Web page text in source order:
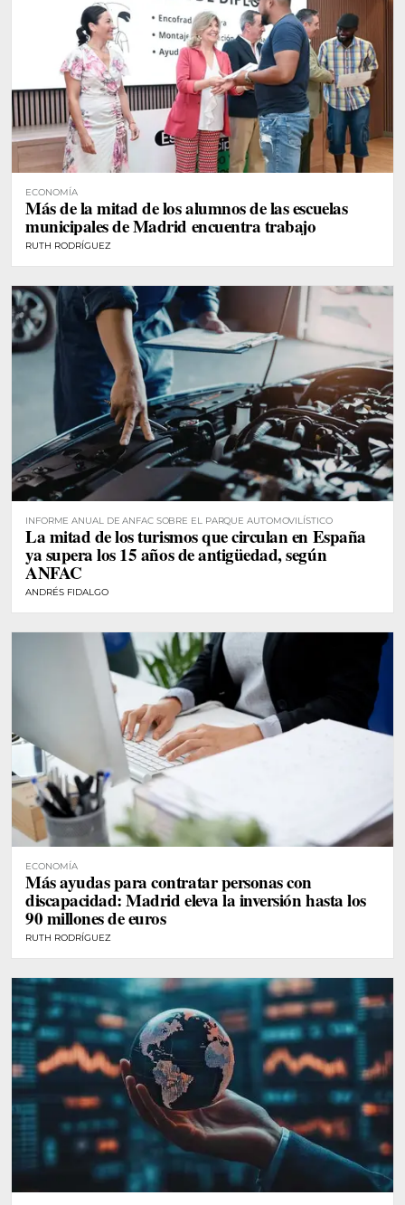
ECONOMÍA
Más de la mitad de los alumnos de las escuelas
municipales de Madrid encuentra trabajo
RUTH RODRÍGUEZ
INFORME ANUAL DE ANFAC SOBRE EL PARQUE AUTOMOVILÍSTICO
La mitad de los turismos que circulan en España
ya supera los 15 años de antigüedad, según
ANFAC
ANDRÉS FIDALGO
ECONOMÍA
Más ayudas para contratar personas con
discapacidad: Madrid eleva la inversión hasta los
90 millones de euros
RUTH RODRÍGUEZ